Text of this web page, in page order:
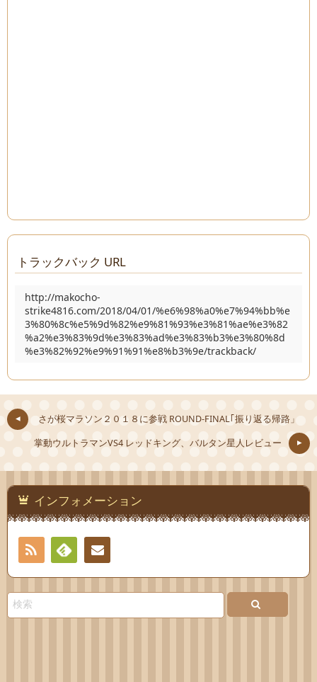
トラックバック URL
http://makocho-
strike4816.com/2018/04/01/%e6%98%a0%e7%94%bb%e
3%80%8c%e5%9d%82%e9%81%93%e3%81%ae%e3%82
%a2%e3%83%9d%e3%83%ad%e3%83%b3%e3%80%8d
%e3%82%92%e9%91%91%e8%b3%9e/trackback/
さが桜マラソン２０１８に参戦 ROUND-FINAL｢振り返る帰路」
掌動ウルトラマンVS4 レッドキング、バルタン星人レビュー
インフォメーション
RSS
Feedly連絡